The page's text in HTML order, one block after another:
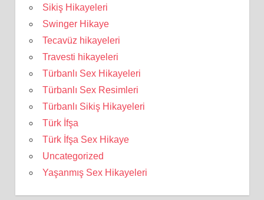
Sikiş Hikayeleri
Swinger Hikaye
Tecavüz hikayeleri
Travesti hikayeleri
Türbanlı Sex Hikayeleri
Türbanlı Sex Resimleri
Türbanlı Sikiş Hikayeleri
Türk İfşa
Türk İfşa Sex Hikaye
Uncategorized
Yaşanmış Sex Hikayeleri